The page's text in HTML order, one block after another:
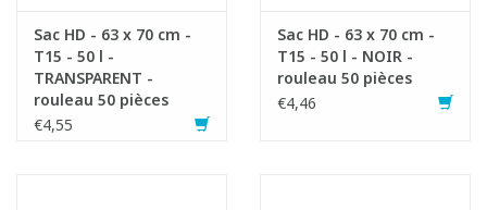
Sac HD - 63 x 70 cm -
T15 - 50 l -
TRANSPARENT -
rouleau 50 pièces
€4,55
Sac HD - 63 x 70 cm -
T15 - 50 l - NOIR -
rouleau 50 pièces
€4,46